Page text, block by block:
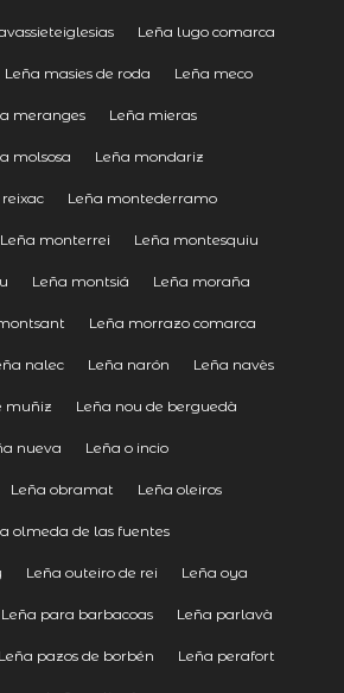
Leña lugo comarca
Leña masies de roda Leña meco
meranges Leña mieras
molsosa Leña mondariz
Leña montederramo
Leña monterrei Leña montesquiu
Leña montsiá Leña moraña
Leña morrazo comarca
nalec Leña narón Leña navès
muñiz Leña nou de berguedà
nueva Leña o incio
Leña obramat Leña oleiros
olmeda de las fuentes
Leña outeiro de rei Leña oya
Leña para barbacoas Leña parlavà
Leña pazos de borbén Leña perafort